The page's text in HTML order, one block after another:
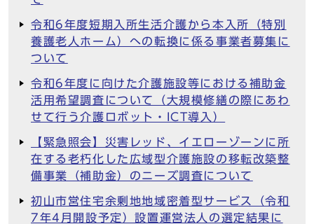
令和6年度短期入所生活介護から本入所（特別
養護老人ホーム）への転換に係る事業者募集に
ついて
令和6年度に向けた介護施設等における補助金
活用希望調査について（大規模修繕の際にあわ
せて行う介護ロボット・ICT導入）
【緊急照会】災害レッド、イエローゾーンに所
在する老朽化した広域型介護施設の移転改築整
備事業（補助金）のニーズ調査について
初山市営住宅余剰地地域密着型サービス（令和
7年4月開設予定）設置運営法人の選定結果に